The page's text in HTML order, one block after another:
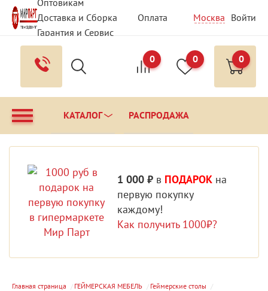
Оптовикам
Доставка и Сборка
Оплата
Гарантия и Сервис
Вопрос - Ответ
Контакты
Москва Войти
0 0 0
КАТАЛОГ РАСПРОДАЖА
1 000 ₽ в ПОДАРОК на
первую покупку
каждому!
Как получить 1000₽?
Главная страница ГЕЙМЕРСКАЯ МЕБЕЛЬ
Геймерские столы